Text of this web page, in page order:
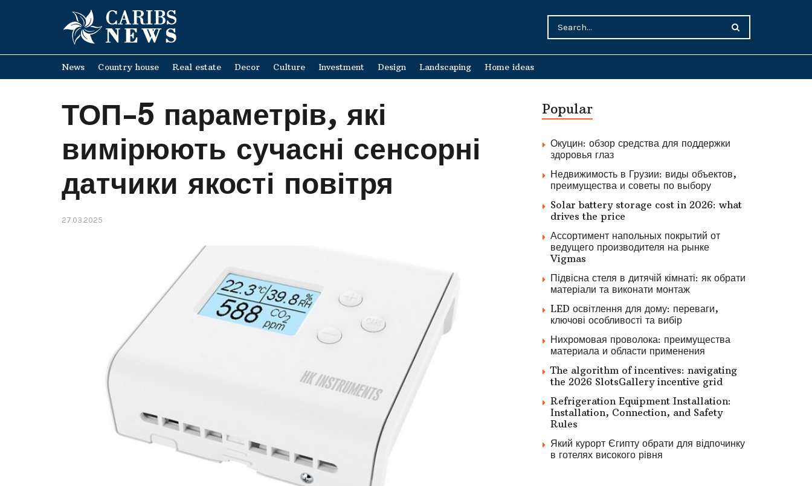
News Country house Real estate Decor Culture Investment Design Landscaping Home ideas
ТОП-5 параметрів, які
вимірюють сучасні сенсорні
датчики якості повітря
27.03.2025
Popular
Окуцин: обзор средства для поддержки
здоровья глаз
Недвижимость в Грузии: виды объектов,
преимущества и советы по выбору
Solar battery storage cost in 2026: what
drives the price
Ассортимент напольных покрытий от
ведущего производителя на рынке
Vigmas
Підвісна стеля в дитячій кімнаті: як обрати
матеріали та виконати монтаж
LED освітлення для дому: переваги,
ключові особливості та вибір
Нихромовая проволока: преимущества
материала и области применения
The algorithm of incentives: navigating
the 2026 SlotsGallery incentive grid
Refrigeration Equipment Installation:
Installation, Connection, and Safety
Rules
Який курорт Єгипту обрати для відпочинку
в готелях високого рівня